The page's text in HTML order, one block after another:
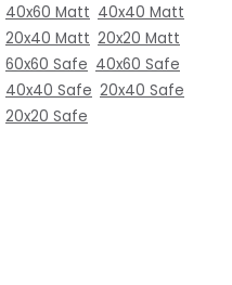
40x60 Matt 40x40 Matt
20x40 Matt 20x20 Matt
60x60 Safe 40x60 Safe
40x40 Safe 20x40 Safe
20x20 Safe